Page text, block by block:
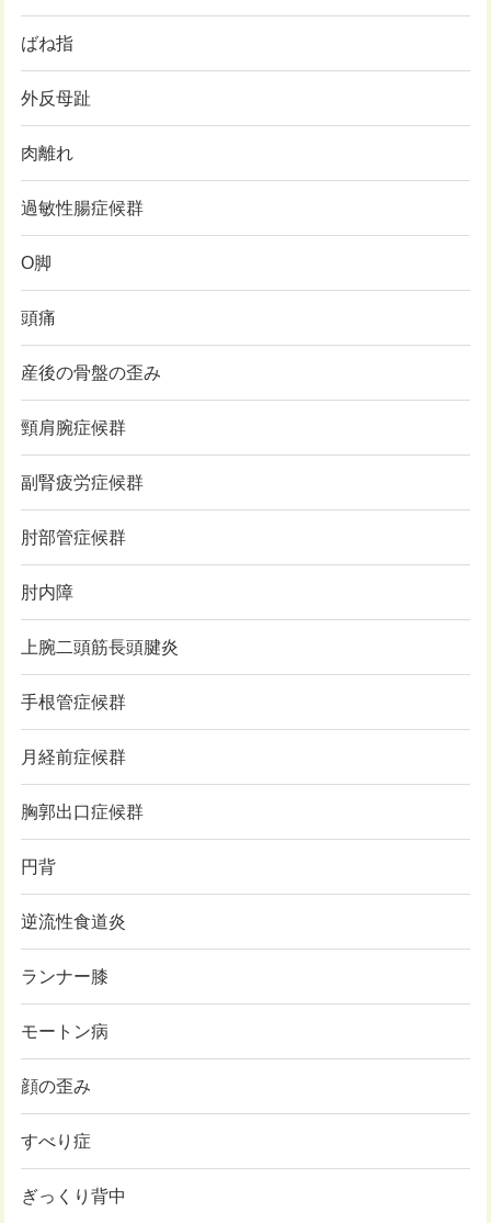
ばね指
外反母趾
肉離れ
過敏性腸症候群
O脚
頭痛
産後の骨盤の歪み
頸肩腕症候群
副腎疲労症候群
肘部管症候群
肘内障
上腕二頭筋長頭腱炎
手根管症候群
月経前症候群
胸郭出口症候群
円背
逆流性食道炎
ランナー膝
モートン病
顔の歪み
すべり症
ぎっくり背中